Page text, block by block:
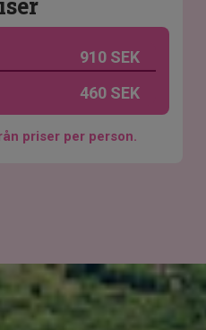
910 SEK
460 SEK
priser per person.